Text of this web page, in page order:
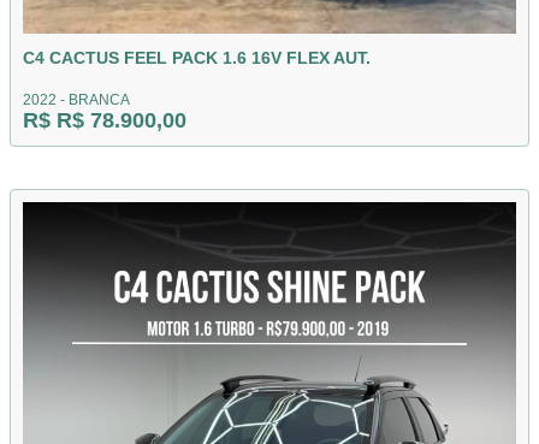
C4 CACTUS FEEL PACK 1.6 16V FLEX AUT.
2022 - BRANCA
R$ R$ 78.900,00